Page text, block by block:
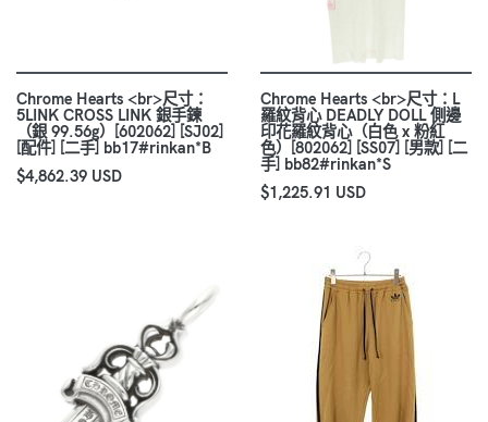
Chrome Hearts <br>尺寸：
5LINK CROSS LINK 銀手鍊
（銀 99.56g）[602062] [SJ02]
[配件] [二手] bb17#rinkan*B
$4,862.39 USD
Chrome Hearts <br>尺寸：L
羅紋背心 DEADLY DOLL 側邊
印花羅紋背心（白色 x 粉紅
色）[802062] [SS07] [男款] [二
手] bb82#rinkan*S
$1,225.91 USD